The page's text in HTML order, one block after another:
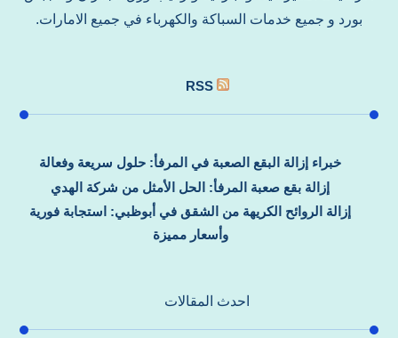
بورد و جميع خدمات السباكة والكهرباء في جميع الامارات.
RSS
خبراء إزالة البقع الصعبة في المرفأ: حلول سريعة وفعالة
إزالة بقع صعبة المرفأ: الحل الأمثل من شركة الهدي
إزالة الروائح الكريهة من الشقق في أبوظبي: استجابة فورية
وأسعار مميزة
احدث المقالات